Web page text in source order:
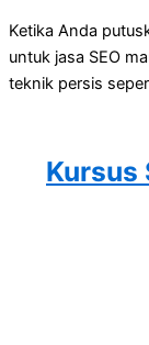
Ketika Anda
untuk jasa SEO
teknik persis
Kursus